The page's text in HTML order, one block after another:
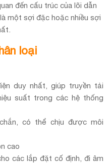
đến cấu trúc của lõi dẫn
một sợi đặc hoặc nhiều sợi
loại
duy nhất, giúp truyền tải
suất trong các hệ thống
có thể chịu được môi
cao
các lắp đặt cố định, đi âm